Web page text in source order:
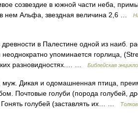
созвездие в южной части неба,
нем Альфа, звездная величина 2,6 …
в Палестине одной из наиб.
упоминается горлица,
разновидностях.… …
Библейская
Дикая и одомашненная птица,
Почтовые голуби (порода голубей,
голубей (заставлять их… …